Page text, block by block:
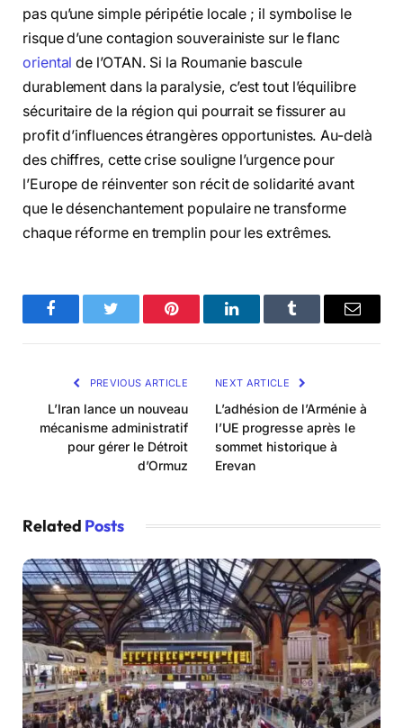
pas qu’une simple péripétie locale ; il symbolise le
risque d’une contagion souverainiste sur le flanc
oriental de l’OTAN. Si la Roumanie bascule
durablement dans la paralysie, c’est tout l’équilibre
sécuritaire de la région qui pourrait se fissurer au
profit d’influences étrangères opportunistes. Au-delà
des chiffres, cette crise souligne l’urgence pour
l’Europe de réinventer son récit de solidarité avant
que le désenchantement populaire ne transforme
chaque réforme en tremplin pour les extrêmes.
FacebookTwitter Pinterest LinkedInTumblr Email
PREVIOUS ARTICLE
L’Iran lance un nouveau
mécanisme administratif
pour gérer le Détroit
d’Ormuz
NEXT ARTICLE
L’adhésion de l’Arménie à
l’UE progresse après le
sommet historique à
Erevan
Related Posts